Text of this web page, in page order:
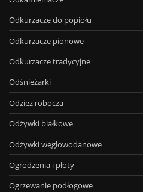
Odkurzacze do popiołu
Odkurzacze pionowe
Odkurzacze tradycyjne
Odśnieżarki
Odzież robocza
Odżywki białkowe
Odżywki węglowodanowe
Ogrodzenia i płoty
Ogrzewanie podłogowe